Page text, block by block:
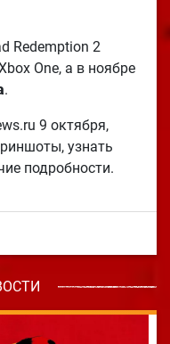
Redemption 2
One, а в ноябре
.
9 октября,
узнать
подробности.